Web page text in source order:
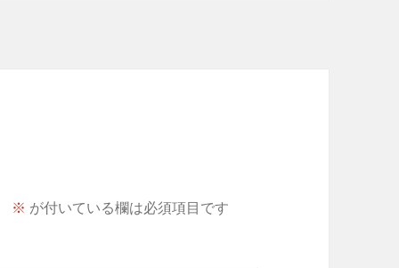
※ が付いている欄は必須項目です